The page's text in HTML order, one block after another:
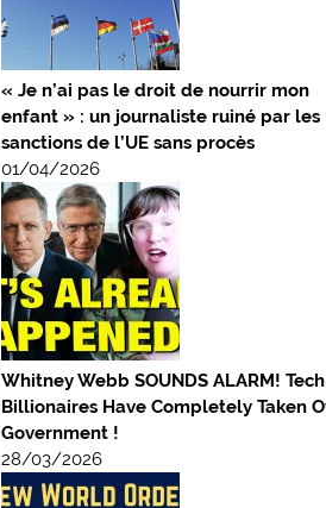
« Je n’ai pas le droit de nourrir mon
enfant » : un journaliste ruiné par les
sanctions de l’UE sans procès
01/04/2026
Whitney Webb SOUNDS ALARM! Tech
Billionaires Have Completely Taken
Government !
28/03/2026